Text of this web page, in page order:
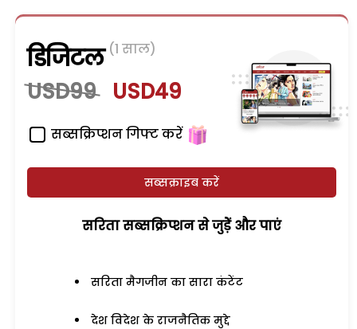
डिजिटल (1 साल)
USD99 USD49
सब्सक्रिप्शन गिफ्ट करें
सब्सक्राइब करें
सरिता सब्सक्रिप्शन से जुड़ेें और पाएं
सरिता मैगजीन का सारा कंटेंट
देश विदेश के राजनैतिक मुद्दे